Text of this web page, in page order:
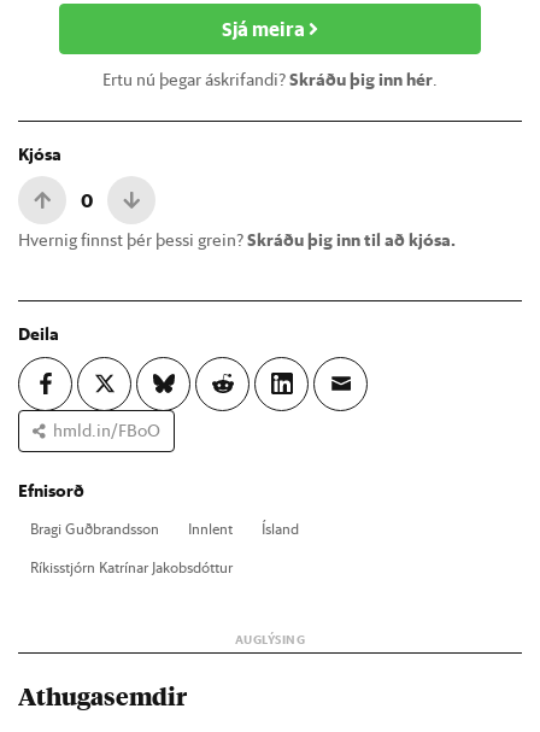
Sjá meira
Ertu nú þegar áskrifandi?Skráðu þig inn hér.
Kjósa
0
Hvernig finnst þér þessi grein?Skráðu þig inn til að kjósa.
Deila
hmld.in/FBoO
Efnisorð
Bragi Guð­brands­son Inn­lent
Ís­land
Rík­is­stjórn Katrín­ar Jak­obs­dótt­ur
Athugasemdir